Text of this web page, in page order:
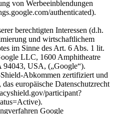
von Werbeeinblendungen
authenticated).
berechtigten Interessen (d.h.
und wirtschaftlichem
im Sinne des Art. 6 Abs. 1 lit.
LLC, 1600 Amphitheatre
USA, („Google“).
Abkommen zertifiziert und
europäische Datenschutzrecht
participant?
Google